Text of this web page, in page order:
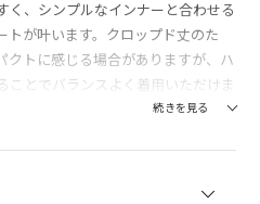
く、シンプルなインナーと合わせる
トが叶います。クロップド丈のた
クトに感じる場合がありますが、ハ
ことでバランスよく着用いただけま
続きを見る